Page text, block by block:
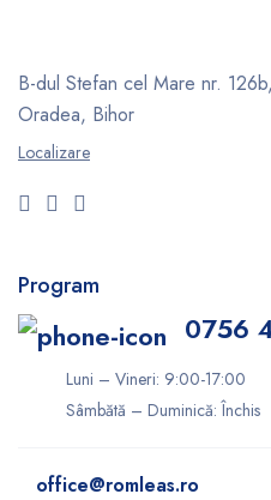
B-dul Stefan cel Mare nr.
Oradea, Bihor
Localizare
Program
0756
Luni – Vineri: 9:00-17:00
Sâmbătă – Duminică: Închis
office@romleas.ro